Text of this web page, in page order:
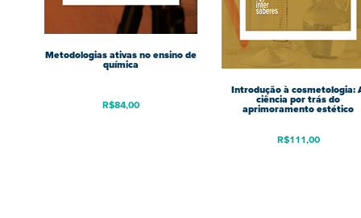
Metodologias ativas no ensino de
química
R$84,00
Introdução à cosmetologia:
ciência por trás do
aprimoramento estético
R$111,00